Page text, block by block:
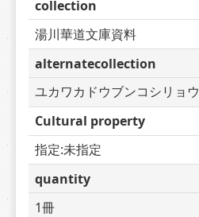
collection
湯川華道文庫資料
alternatecollection
ユカワカドウブンコシリョウ
Cultural property
指定:未指定
quantity
1冊